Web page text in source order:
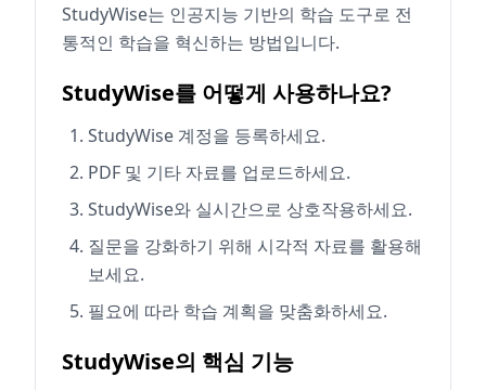
StudyWise는 인공지능 기반의 학습 도구로 전
통적인 학습을 혁신하는 방법입니다.
StudyWise를 어떻게 사용하나요?
StudyWise 계정을 등록하세요.
PDF 및 기타 자료를 업로드하세요.
StudyWise와 실시간으로 상호작용하세요.
질문을 강화하기 위해 시각적 자료를 활용해
보세요.
필요에 따라 학습 계획을 맞춤화하세요.
StudyWise의 핵심 기능